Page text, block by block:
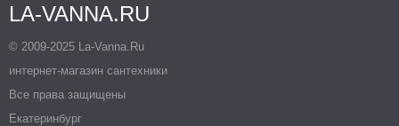
LA-VANNA.RU
© 2009-2025 La-Vanna.Ru
интернет-магазин сантехники
Все права защищены
Екатеринбург